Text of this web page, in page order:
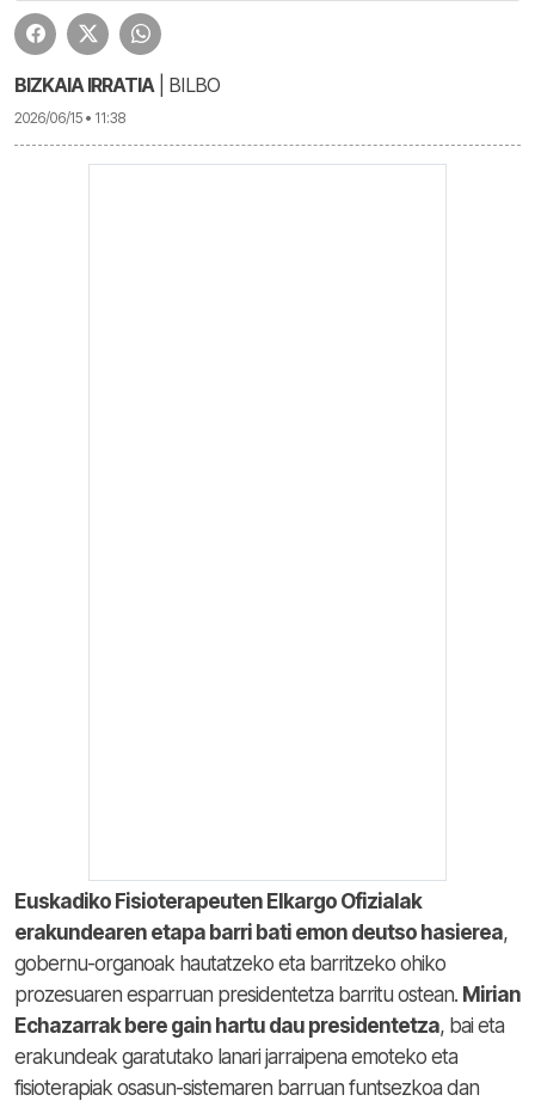
BIZKAIA IRRATIA | BILBO
2026/06/15 • 11:38
Euskadiko Fisioterapeuten Elkargo Ofizialak
erakundearen etapa barri bati emon deutso hasierea,
gobernu-organoak hautatzeko eta barritzeko ohiko
prozesuaren esparruan presidentetza barritu ostean. Mirian
Echazarrak bere gain hartu dau presidentetza, bai eta
erakundeak garatutako lanari jarraipena emoteko eta
fisioterapiak osasun-sistemaren barruan funtsezkoa dan